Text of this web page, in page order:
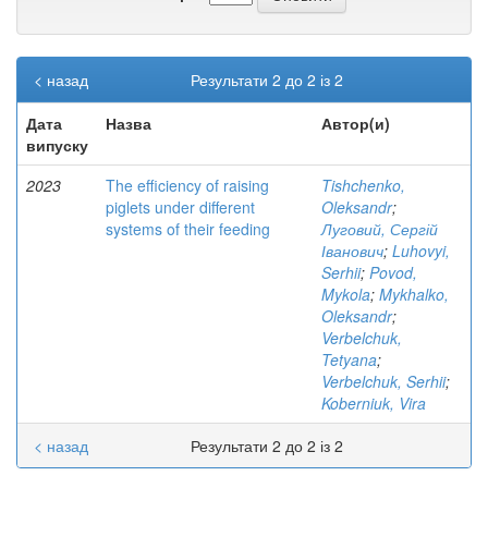
Результати 2 до 2 із 2
< назад
Дата
випуску
Назва Автор(и)
2023
The efficiency of raising
piglets under different
systems of their feeding
Tishchenko,
Oleksandr;
Луговий, Сергій
Іванович; Luhovyi,
Serhii; Povod,
Mykola; Mykhalko,
Oleksandr;
Verbelchuk,
Tetyana;
Verbelchuk, Serhii;
Koberniuk, Vira
Результати 2 до 2 із 2
< назад